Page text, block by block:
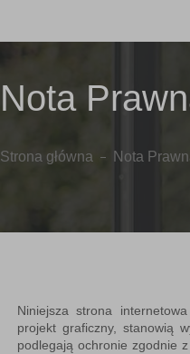
Nota
Strona główna Nota
Niniejsza strona
projekt graficzny, stanowią
podlegają ochronie zgodnie